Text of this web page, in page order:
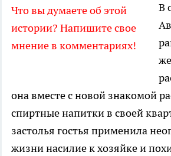
Что вы думаете об этой
истории? Напишите свое
мнение в комментариях!
В
она вместе с новой знакомой
спиртные напитки в своей
застолья гостья применила
жизни насилие к хозяйке и